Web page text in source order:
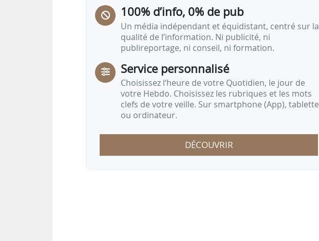
100% d’info, 0% de pub
Un média indépendant et équidistant, centré sur la
qualité de l’information. Ni publicité, ni
publireportage, ni conseil, ni formation.
Service personnalisé
Choisissez l‘heure de votre Quotidien, le jour de
votre Hebdo. Choisissez les rubriques et les mots
clefs de votre veille. Sur smartphone (App), tablette
ou ordinateur.
DÉCOUVRIR